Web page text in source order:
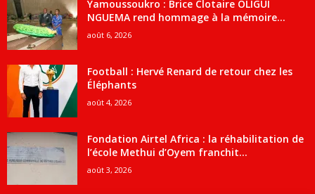
Yamoussoukro : Brice Clotaire OLIGUI
NGUEMA rend hommage à la mémoire...
août 6, 2026
Football : Hervé Renard de retour chez les
Éléphants
août 4, 2026
Fondation Airtel Africa : la réhabilitation de
l’école Methui d’Oyem franchit...
août 3, 2026